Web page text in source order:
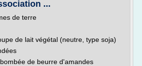
...
de terre
de lait végétal (neutre, type soja)
de beurre d'amandes